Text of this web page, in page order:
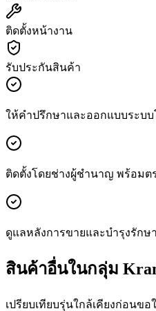
ติดตั้งหน้างาน
รับประกันสินค้า
ให้คำปรึกษาและออกแบบระบ
ติดตั้งโดยช่างผู้ชำนาญ พร้อมต
ดูแลหลังการขายและบำรุงรักษ
สินค้าอื่นในกลุ่ม
เปรียบเทียบรุ่นใกล้เคียงก่อนขอ